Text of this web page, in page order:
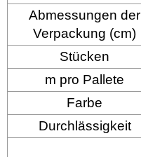
Abmessungen der
Verpackung (cm)
Stücken
m pro Pallete
Farbe
Durchlässigkeit